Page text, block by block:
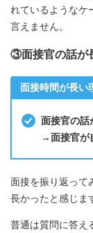
れているようなケ
言えません。
③面接官の話が
面接時間が長い
面接官の話
→面接官が
面接を振り返って
長かったと感じま
普通は質問に答え